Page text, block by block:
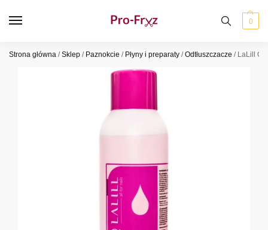
0
Strona główna /Sklep / Paznokcie / Płyny i preparaty /Odtłuszczacze / LaLill